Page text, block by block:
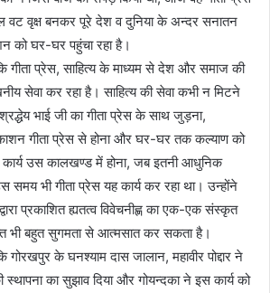
वट वृक्ष बनकर पूरे देश व दुनिया के अन्दर सनातन
को घर-घर पहुंचा रहा है।
गीता प्रेस, साहित्य के माध्यम से देश और समाज की
सेवा कर रहा है। साहित्य की सेवा कभी न मिटने
श्रद्धेय भाई जी का गीता प्रेस के साथ जुड़ना,
गीता प्रेस से होना और घर-घर तक कल्याण को
कार्य उस कालखण्ड में होना, जब इतनी आधुनिक
समय भी गीता प्रेस यह कार्य कर रहा था। उन्होंने
प्रकाशित ह्यतत्व विवेचनीह्ण का एक-एक संस्कृत
भी बहुत सुगमता से आत्मसात कर सकता है।
गोरखपुर के घनश्याम दास जालान, महावीर पोद्दार ने
का सुझाव दिया और गोयन्दका ने इस कार्य को